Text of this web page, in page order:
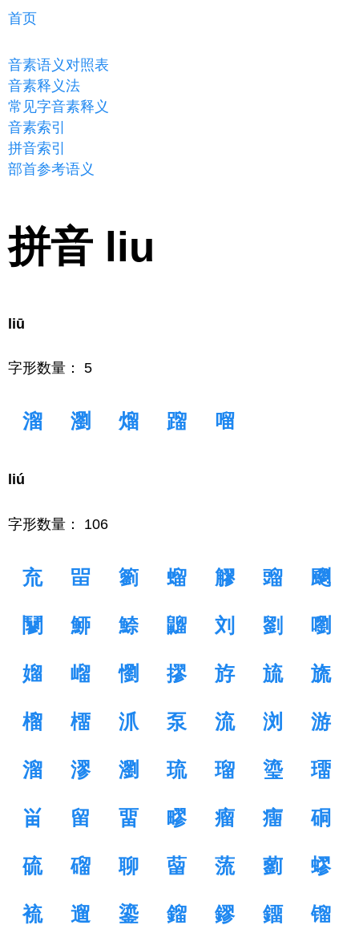
首页
音素语义对照表
音素释义法
常见字音素释义
音素索引
拼音索引
部首参考语义
拼音 liu
liū
字形数量： 5
溜 瀏 熘 蹓 𠺕
liú
字形数量： 106
㐬 㽞 䉧 䗜 䚧 䝀 䬟
䰘 䱖 䱞 䶉 刘 劉 嚠
媹 嵧 懰 摎 斿 旈 旒
榴 橊 沠 泵 流 浏 游
溜 漻 瀏 琉 瑠 瑬 璢
畄 留 畱 疁 瘤 癅 硐
硫 磂 聊 蒥 蓅 藰 蟉
裗 遛 鎏 鎦 鏐 鐂 镏